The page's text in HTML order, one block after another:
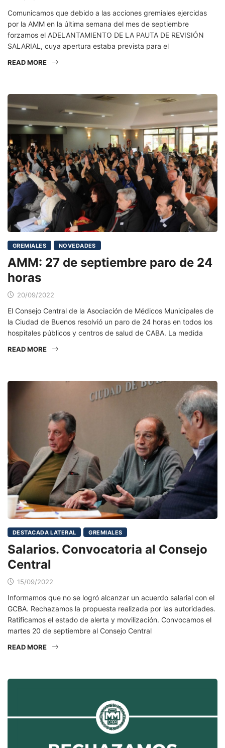
Comunicamos que debido a las acciones gremiales ejercidas
por la AMM en la última semana del mes de septiembre
forzamos el ADELANTAMIENTO DE LA PAUTA DE REVISIÓN
SALARIAL, cuya apertura estaba prevista para el
READ MORE
GREMIALES NOVEDADES
AMM: 27 de septiembre paro de 24
horas
20/09/2022
El Consejo Central de la Asociación de Médicos Municipales de
la Ciudad de Buenos resolvió un paro de 24 horas en todos los
hospitales públicos y centros de salud de CABA. La medida
READ MORE
DESTACADA LATERAL GREMIALES
Salarios. Convocatoria al Consejo
Central
15/09/2022
Informamos que no se logró alcanzar un acuerdo salarial con el
GCBA. Rechazamos la propuesta realizada por las autoridades.
Ratificamos el estado de alerta y movilización. Convocamos el
martes 20 de septiembre al Consejo Central
READ MORE